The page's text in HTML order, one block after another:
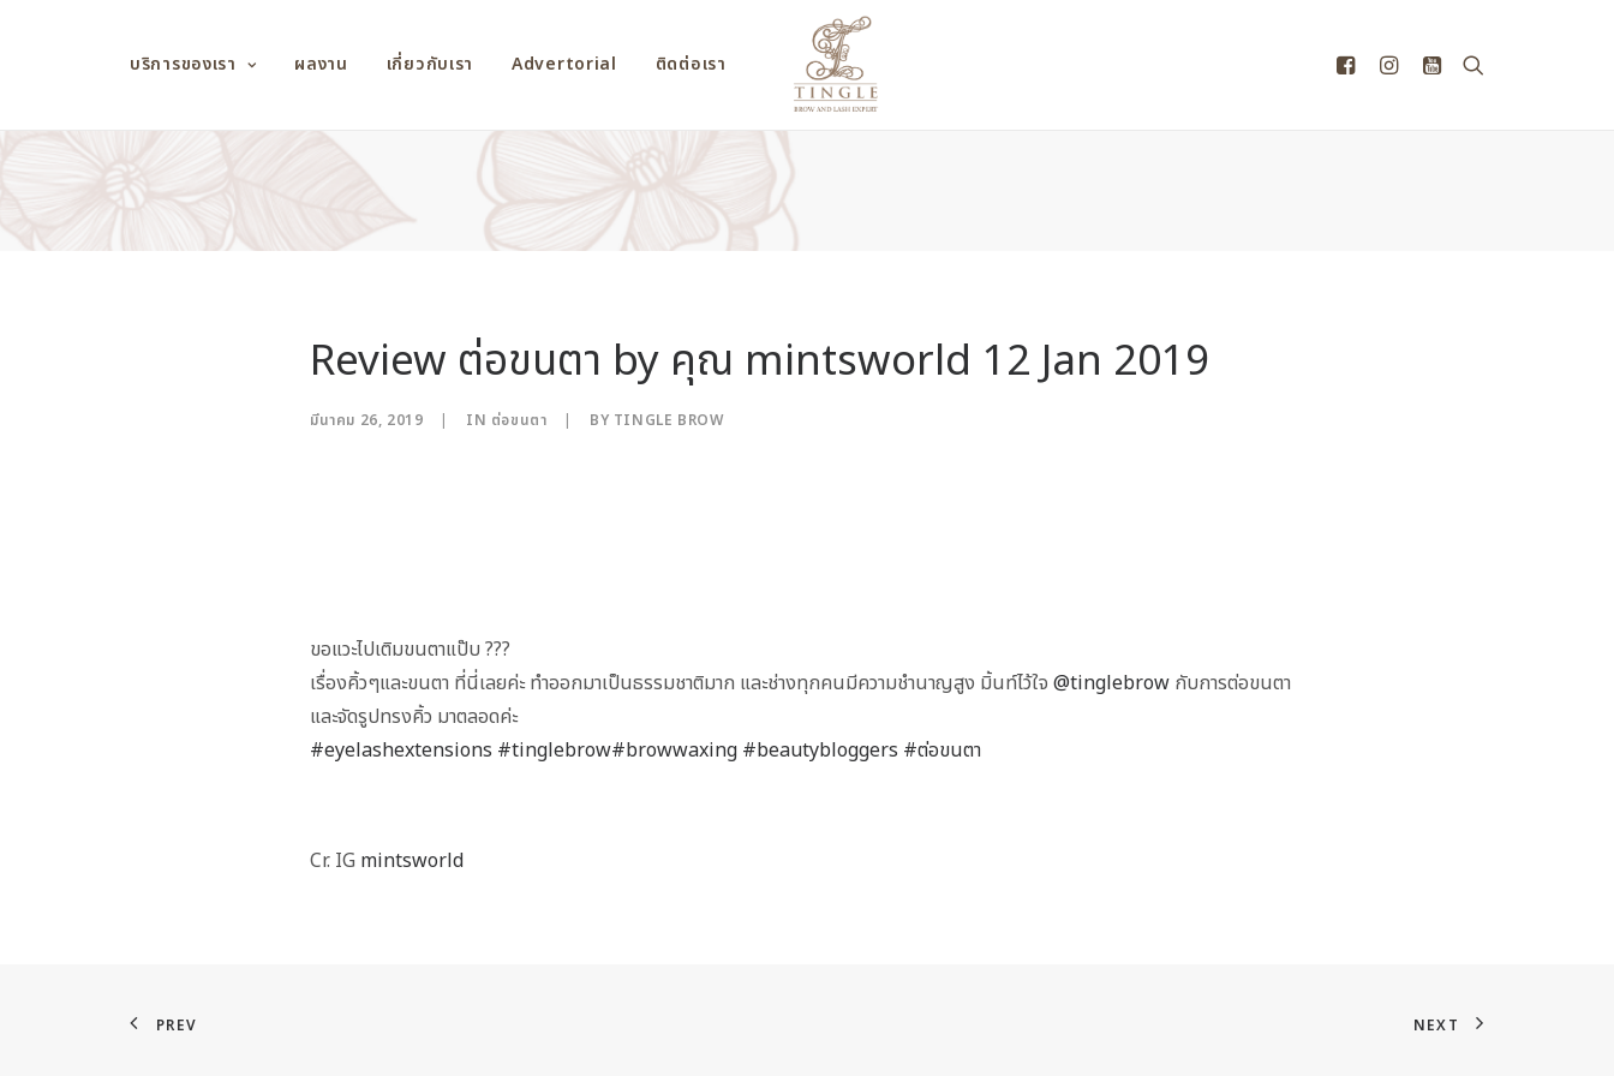
บริการของเรา ผลงาน เกี่ยวกับเรา Advertorial ติดต่อเรา
Review ต่อขนตา by คุณ mintsworld 12 Jan 2019
มีนาคม 26, 2019 | IN ต่อขนตา | BY TINGLE BROW
ขอแวะไปเติมขนตาแป๊บ ???
เรื่องคิ้วๆและขนตา ที่นี่เลยค่ะ ทำออกมาเป็นธรรมชาติมาก และช่างทุกคนมีความชำนาญสูง มิ้นท์ไว้ใจ @tinglebrow กับการต่อขนตา
และจัดรูปทรงคิ้ว มาตลอดค่ะ
#eyelashextensions #tinglebrow#browwaxing #beautybloggers #ต่อขนตา
Cr. IG mintsworld
PREV NEXT